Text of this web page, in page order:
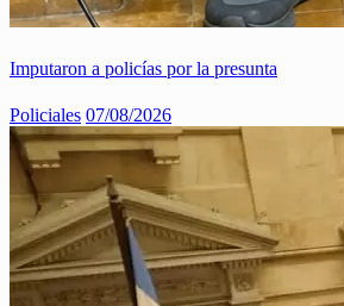
Imputaron a policías por la presunta
Policiales 07/08/2026